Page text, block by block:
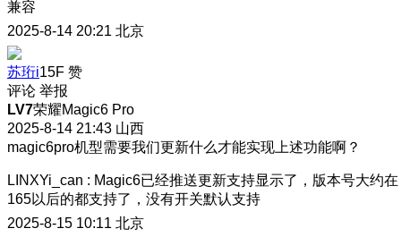
兼容
2025-8-14 20:21 北京
苏珩i15F 赞
评论 举报
LV7荣耀Magic6 Pro
2025-8-14 21:43 山西
magic6pro机型需要我们更新什么才能实现上述功能啊？
LINXYi_can : Magic6已经推送更新支持显示了，版本号大约在
165以后的都支持了，没有开关默认支持
2025-8-15 10:11 北京